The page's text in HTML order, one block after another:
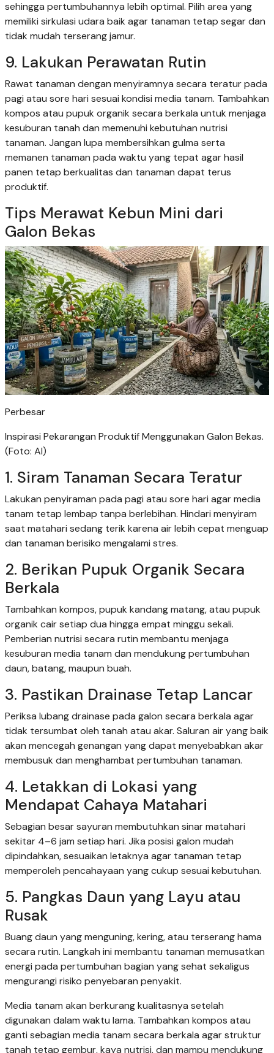
sehingga pertumbuhannya lebih optimal. Pilih area yang
memiliki sirkulasi udara baik agar tanaman tetap segar dan
tidak mudah terserang jamur.
9. Lakukan Perawatan Rutin
Rawat tanaman dengan menyiramnya secara teratur pada
pagi atau sore hari sesuai kondisi media tanam. Tambahkan
kompos atau pupuk organik secara berkala untuk menjaga
kesuburan tanah dan memenuhi kebutuhan nutrisi
tanaman. Jangan lupa membersihkan gulma serta
memanen tanaman pada waktu yang tepat agar hasil
panen tetap berkualitas dan tanaman dapat terus
produktif.
Tips Merawat Kebun Mini dari
Galon Bekas
Perbesar
Inspirasi Pekarangan Produktif Menggunakan Galon Bekas.
(Foto: AI)
1. Siram Tanaman Secara Teratur
Lakukan penyiraman pada pagi atau sore hari agar media
tanam tetap lembap tanpa berlebihan. Hindari menyiram
saat matahari sedang terik karena air lebih cepat menguap
dan tanaman berisiko mengalami stres.
2. Berikan Pupuk Organik Secara
Berkala
Tambahkan kompos, pupuk kandang matang, atau pupuk
organik cair setiap dua hingga empat minggu sekali.
Pemberian nutrisi secara rutin membantu menjaga
kesuburan media tanam dan mendukung pertumbuhan
daun, batang, maupun buah.
3. Pastikan Drainase Tetap Lancar
Periksa lubang drainase pada galon secara berkala agar
tidak tersumbat oleh tanah atau akar. Saluran air yang baik
akan mencegah genangan yang dapat menyebabkan akar
membusuk dan menghambat pertumbuhan tanaman.
4. Letakkan di Lokasi yang
Mendapat Cahaya Matahari
Sebagian besar sayuran membutuhkan sinar matahari
sekitar 4–6 jam setiap hari. Jika posisi galon mudah
dipindahkan, sesuaikan letaknya agar tanaman tetap
memperoleh pencahayaan yang cukup sesuai kebutuhan.
5. Pangkas Daun yang Layu atau
Rusak
Buang daun yang menguning, kering, atau terserang hama
secara rutin. Langkah ini membantu tanaman memusatkan
energi pada pertumbuhan bagian yang sehat sekaligus
mengurangi risiko penyebaran penyakit.
Media tanam akan berkurang kualitasnya setelah
digunakan dalam waktu lama. Tambahkan kompos atau
ganti sebagian media tanam secara berkala agar struktur
tanah tetap gembur, kaya nutrisi, dan mampu mendukung